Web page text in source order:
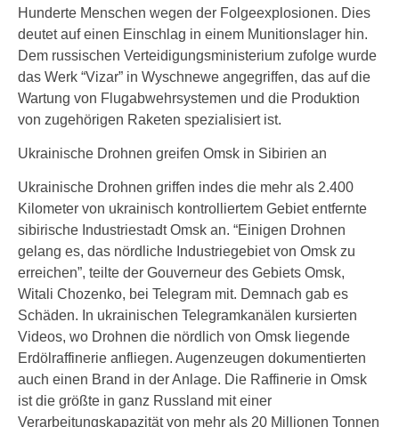
Hunderte Menschen wegen der Folgeexplosionen. Dies
deutet auf einen Einschlag in einem Munitionslager hin.
Dem russischen Verteidigungsministerium zufolge wurde
das Werk “Vizar” in Wyschnewe angegriffen, das auf die
Wartung von Flugabwehrsystemen und die Produktion
von zugehörigen Raketen spezialisiert ist.
Ukrainische Drohnen greifen Omsk in Sibirien an
Ukrainische Drohnen griffen indes die mehr als 2.400
Kilometer von ukrainisch kontrolliertem Gebiet entfernte
sibirische Industriestadt Omsk an. “Einigen Drohnen
gelang es, das nördliche Industriegebiet von Omsk zu
erreichen”, teilte der Gouverneur des Gebiets Omsk,
Witali Chozenko, bei Telegram mit. Demnach gab es
Schäden. In ukrainischen Telegramkanälen kursierten
Videos, wo Drohnen die nördlich von Omsk liegende
Erdölraffinerie anfliegen. Augenzeugen dokumentierten
auch einen Brand in der Anlage. Die Raffinerie in Omsk
ist die größte in ganz Russland mit einer
Verarbeitungskapazität von mehr als 20 Millionen Tonnen